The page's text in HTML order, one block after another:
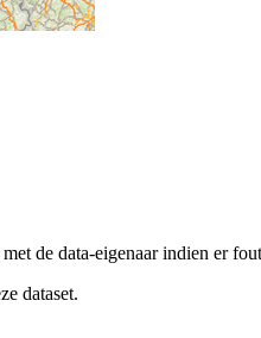
de data-eigenaar indien er
dataset.